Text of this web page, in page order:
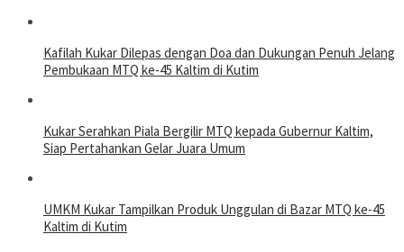
Kafilah Kukar Dilepas dengan Doa dan Dukungan Penuh Jelang
Pembukaan MTQ ke-45 Kaltim di Kutim
Kukar Serahkan Piala Bergilir MTQ kepada Gubernur Kaltim,
Siap Pertahankan Gelar Juara Umum
UMKM Kukar Tampilkan Produk Unggulan di Bazar MTQ ke-45
Kaltim di Kutim